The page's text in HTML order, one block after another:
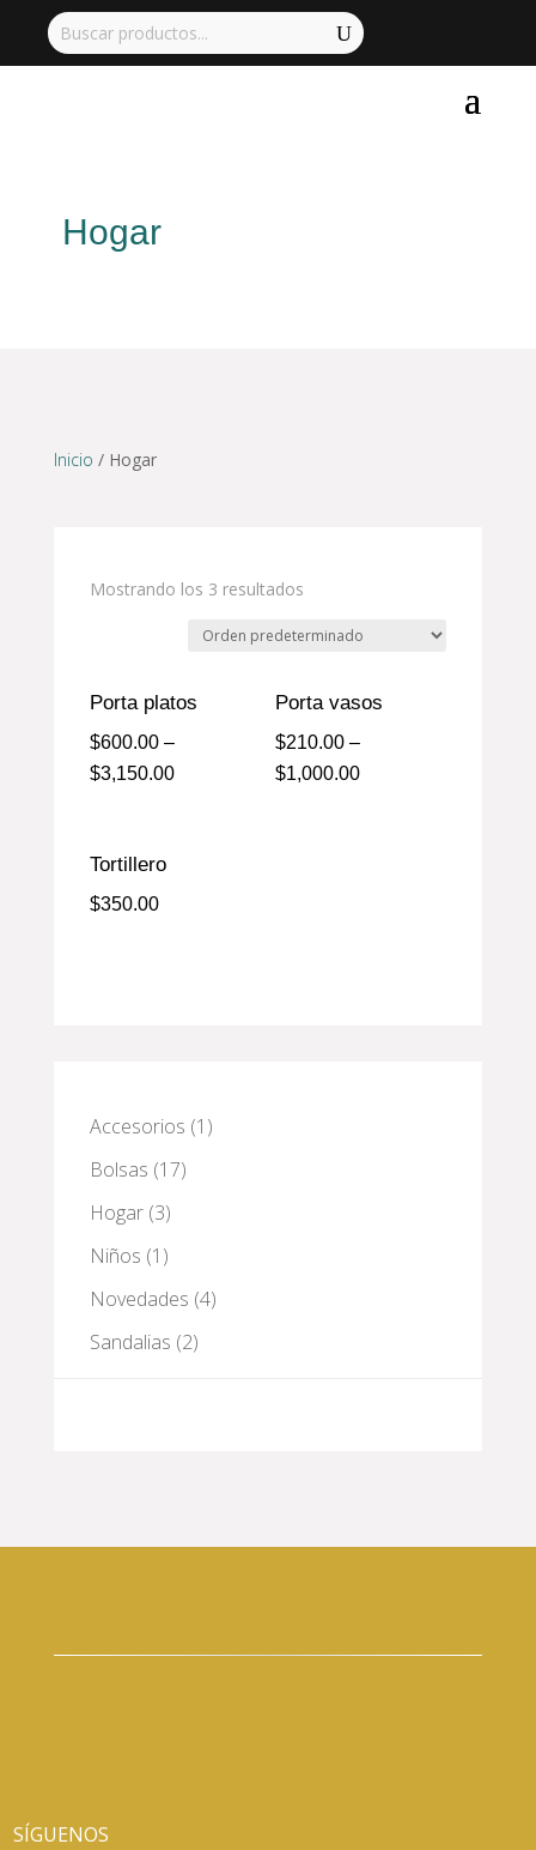
Hogar
Inicio / Hogar
Mostrando los 3 resultados
Porta platos
$600.00–
$3,150.00
Porta vasos
$210.00–
$1,000.00
Tortillero
$350.00
Accesorios 1 1
Bolsas 1717
Hogar 33
productos
Niños 1 1
producto
Novedades 44
Sandalias 22
SÍGUENOS